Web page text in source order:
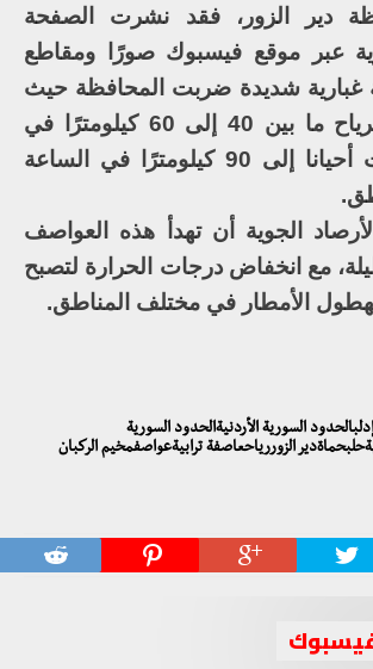
دير الزور، فقد نشرت الصفحة
عبر موقع فيسبوك صورًا ومقاطع
غبارية شديدة ضربت المحافظة حيث
بلغت سرعة الرياح ما بين 40 إلى 60 كيلومترًا في
الساعة ووصلت أحيانا إلى 90 كيلومترًا في الساعة
الجوية أن تهدأ هذه العواصف
مع انخفاض درجات الحرارة لتصبح
الأمطار في مختلف المناطق.
السورية الأردنيةالحدود السورية
الزوررياحعاصفة ترابيةعواصفمخيم الركبان
فيسبوك